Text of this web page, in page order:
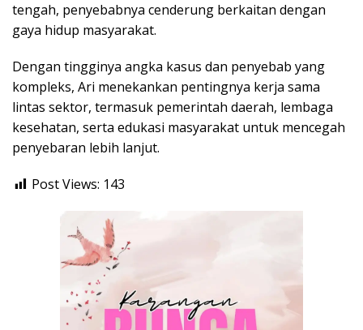
tengah, penyebabnya cenderung berkaitan dengan
gaya hidup masyarakat.
Dengan tingginya angka kasus dan penyebab yang
kompleks, Ari menekankan pentingnya kerja sama
lintas sektor, termasuk pemerintah daerah, lembaga
kesehatan, serta edukasi masyarakat untuk mencegah
penyebaran lebih lanjut.
Post Views: 143